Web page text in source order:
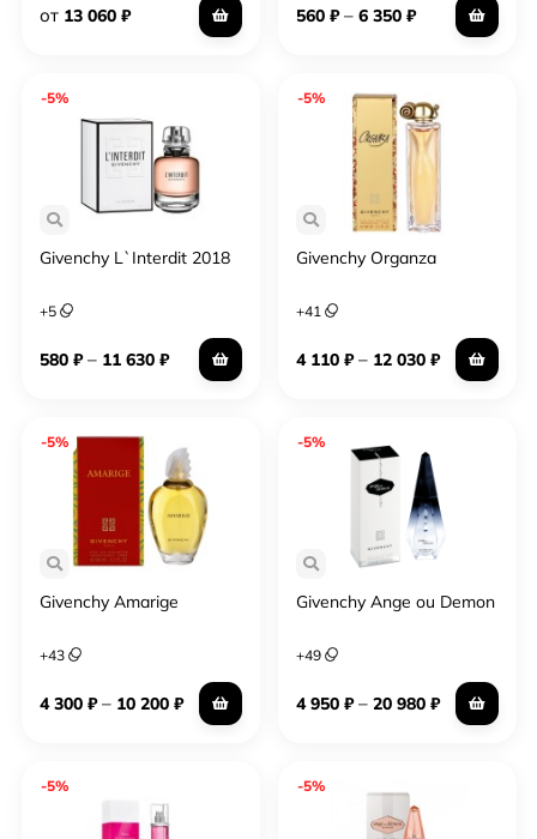
от 13 060 ₽ 560 ₽– 6 350 ₽
-5%
Givenchy L`Interdit 2018
+5
580 ₽– 11 630 ₽
-5%
Givenchy Organza
+41
4 110 ₽– 12 030 ₽
-5%
Givenchy Amarige
+43
4 300 ₽– 10 200 ₽
-5%
Givenchy Ange ou Demon
+49
4 950 ₽– 20 980 ₽
-5% -5%